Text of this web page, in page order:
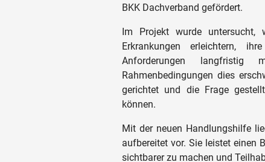
BKK Dachverband gefördert.
Im Projekt wurde untersucht,
Erkrankungen erleichtern,
Anforderungen
Rahmenbedingungen dies
gerichtet und die Frage
können.
Mit der neuen Handlungshilfe
aufbereitet vor. Sie leistet einen
sichtbarer zu machen und